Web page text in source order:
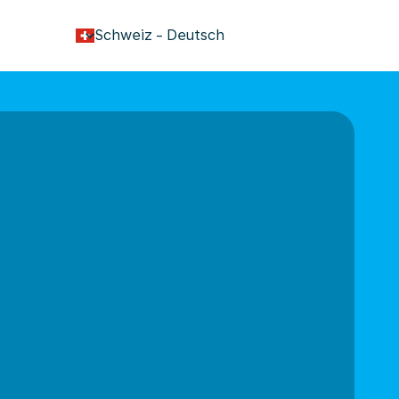
Schweiz - Deutsch
keyboard_arrow_down